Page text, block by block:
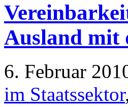
Ausland mit
6. Februar
im Staatssektor